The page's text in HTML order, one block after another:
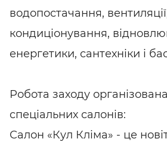
водопостачання,
кондиціонування,
енергетики, сантехніки і
Робота заходу
спеціальних салонів:
Салон «Кул Кліма» - це